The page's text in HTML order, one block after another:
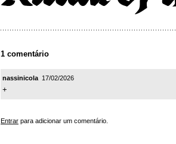
1 comentário
nassinicola 17/02/2026
+
Entrar para adicionar um comentário.